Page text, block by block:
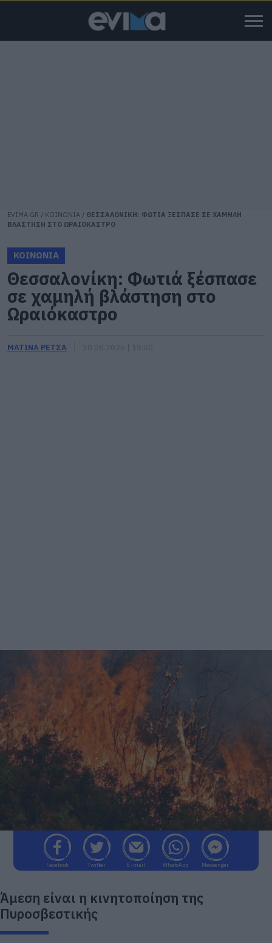
EVIMA.GR / ΚΟΙΝΩΝΙΑ / ΘΕΣΣΑΛΟΝΙΚΗ: ΦΩΤΙΑ ΞΕΣΠΑΣΕ ΣΕ ΧΑΜΗΛΗ
ΒΛΑΣΤΗΣΗ ΣΤΟ ΩΡΑΙΟΚΑΣΤΡΟ
ΚΟΙΝΩΝΙΑ
Θεσσαλονίκη: Φωτιά ξέσπασε
σε χαμηλή βλάστηση στο
Ωραιόκαστρο
ΜΑΤΙΝΑ ΡΕΤΣΑ
Facebook Twitter E-mail WhatsApp Messenger
Άμεση είναι η κινητοποίηση της
Πυροσβεστικής